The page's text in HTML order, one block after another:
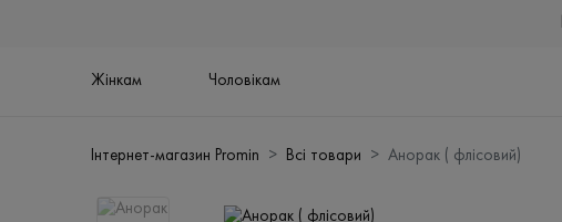
Жінкам Чоловікам
Інтернет-магазин Promin Всі товари Анорак ( флісовий)